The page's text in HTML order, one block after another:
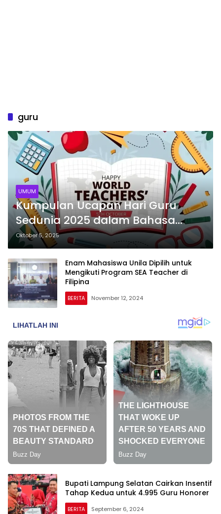
guru
UMUM
Kumpulan Ucapan Hari Guru
Sedunia 2025 dalam Bahasa
Inggris Beserta Terjemahannya
Oktober 5, 2025
Enam Mahasiswa Unila Dipilih untuk
Mengikuti Program SEA Teacher di
Filipina
BERITA November 12, 2024
Bupati Lampung Selatan Cairkan Insentif
Tahap Kedua untuk 4.995 Guru Honorer
BERITA September 6, 2024